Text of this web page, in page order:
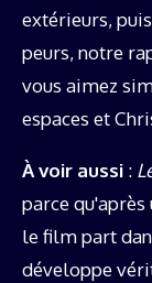
extérieurs,
peurs, notre
vous aimez
espaces et
À voir aussi :
parce
le film part
développe